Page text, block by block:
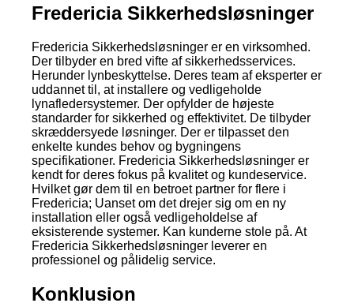
Fredericia Sikkerhedsløsninger
Fredericia Sikkerhedsløsninger er en virksomhed.
Der tilbyder en bred vifte af sikkerhedsservices.
Herunder lynbeskyttelse. Deres team af eksperter er
uddannet til, at installere og vedligeholde
lynafledersystemer. Der opfylder de højeste
standarder for sikkerhed og effektivitet. De tilbyder
skræddersyede løsninger. Der er tilpasset den
enkelte kundes behov og bygningens
specifikationer. Fredericia Sikkerhedsløsninger er
kendt for deres fokus på kvalitet og kundeservice.
Hvilket gør dem til en betroet partner for flere i
Fredericia; Uanset om det drejer sig om en ny
installation eller også vedligeholdelse af
eksisterende systemer. Kan kunderne stole på. At
Fredericia Sikkerhedsløsninger leverer en
professionel og pålidelig service.
Konklusion